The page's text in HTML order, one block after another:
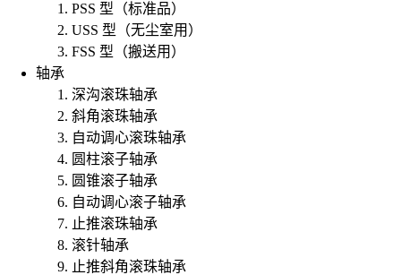
PSS 型（标准品）
USS 型（无尘室用）
FSS 型（搬送用）
轴承
深沟滚珠轴承
斜角滚珠轴承
自动调心滚珠轴承
圆柱滚子轴承
圆锥滚子轴承
自动调心滚子轴承
止推滚珠轴承
滚针轴承
止推斜角滚珠轴承